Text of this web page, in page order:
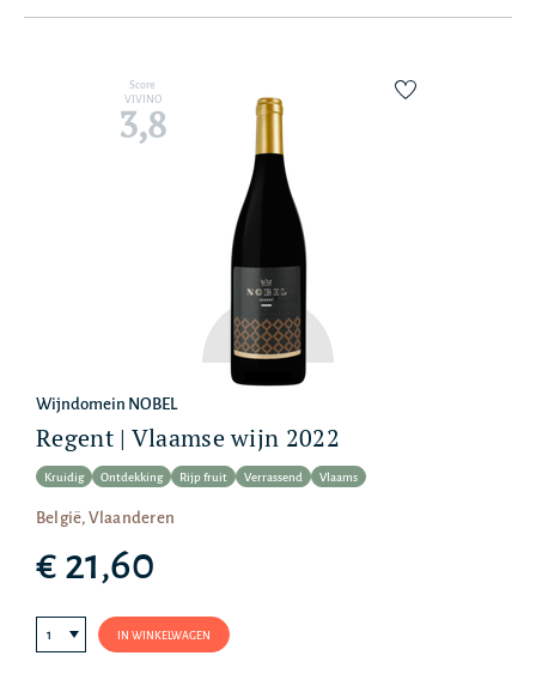
Score
VIVINO
3,8
Wijndomein NOBEL
Regent | Vlaamse wijn 2022
Kruidig Ontdekking Rijp fruit Verrassend Vlaams
België, Vlaanderen
€ 21,60
IN WINKELWAGEN